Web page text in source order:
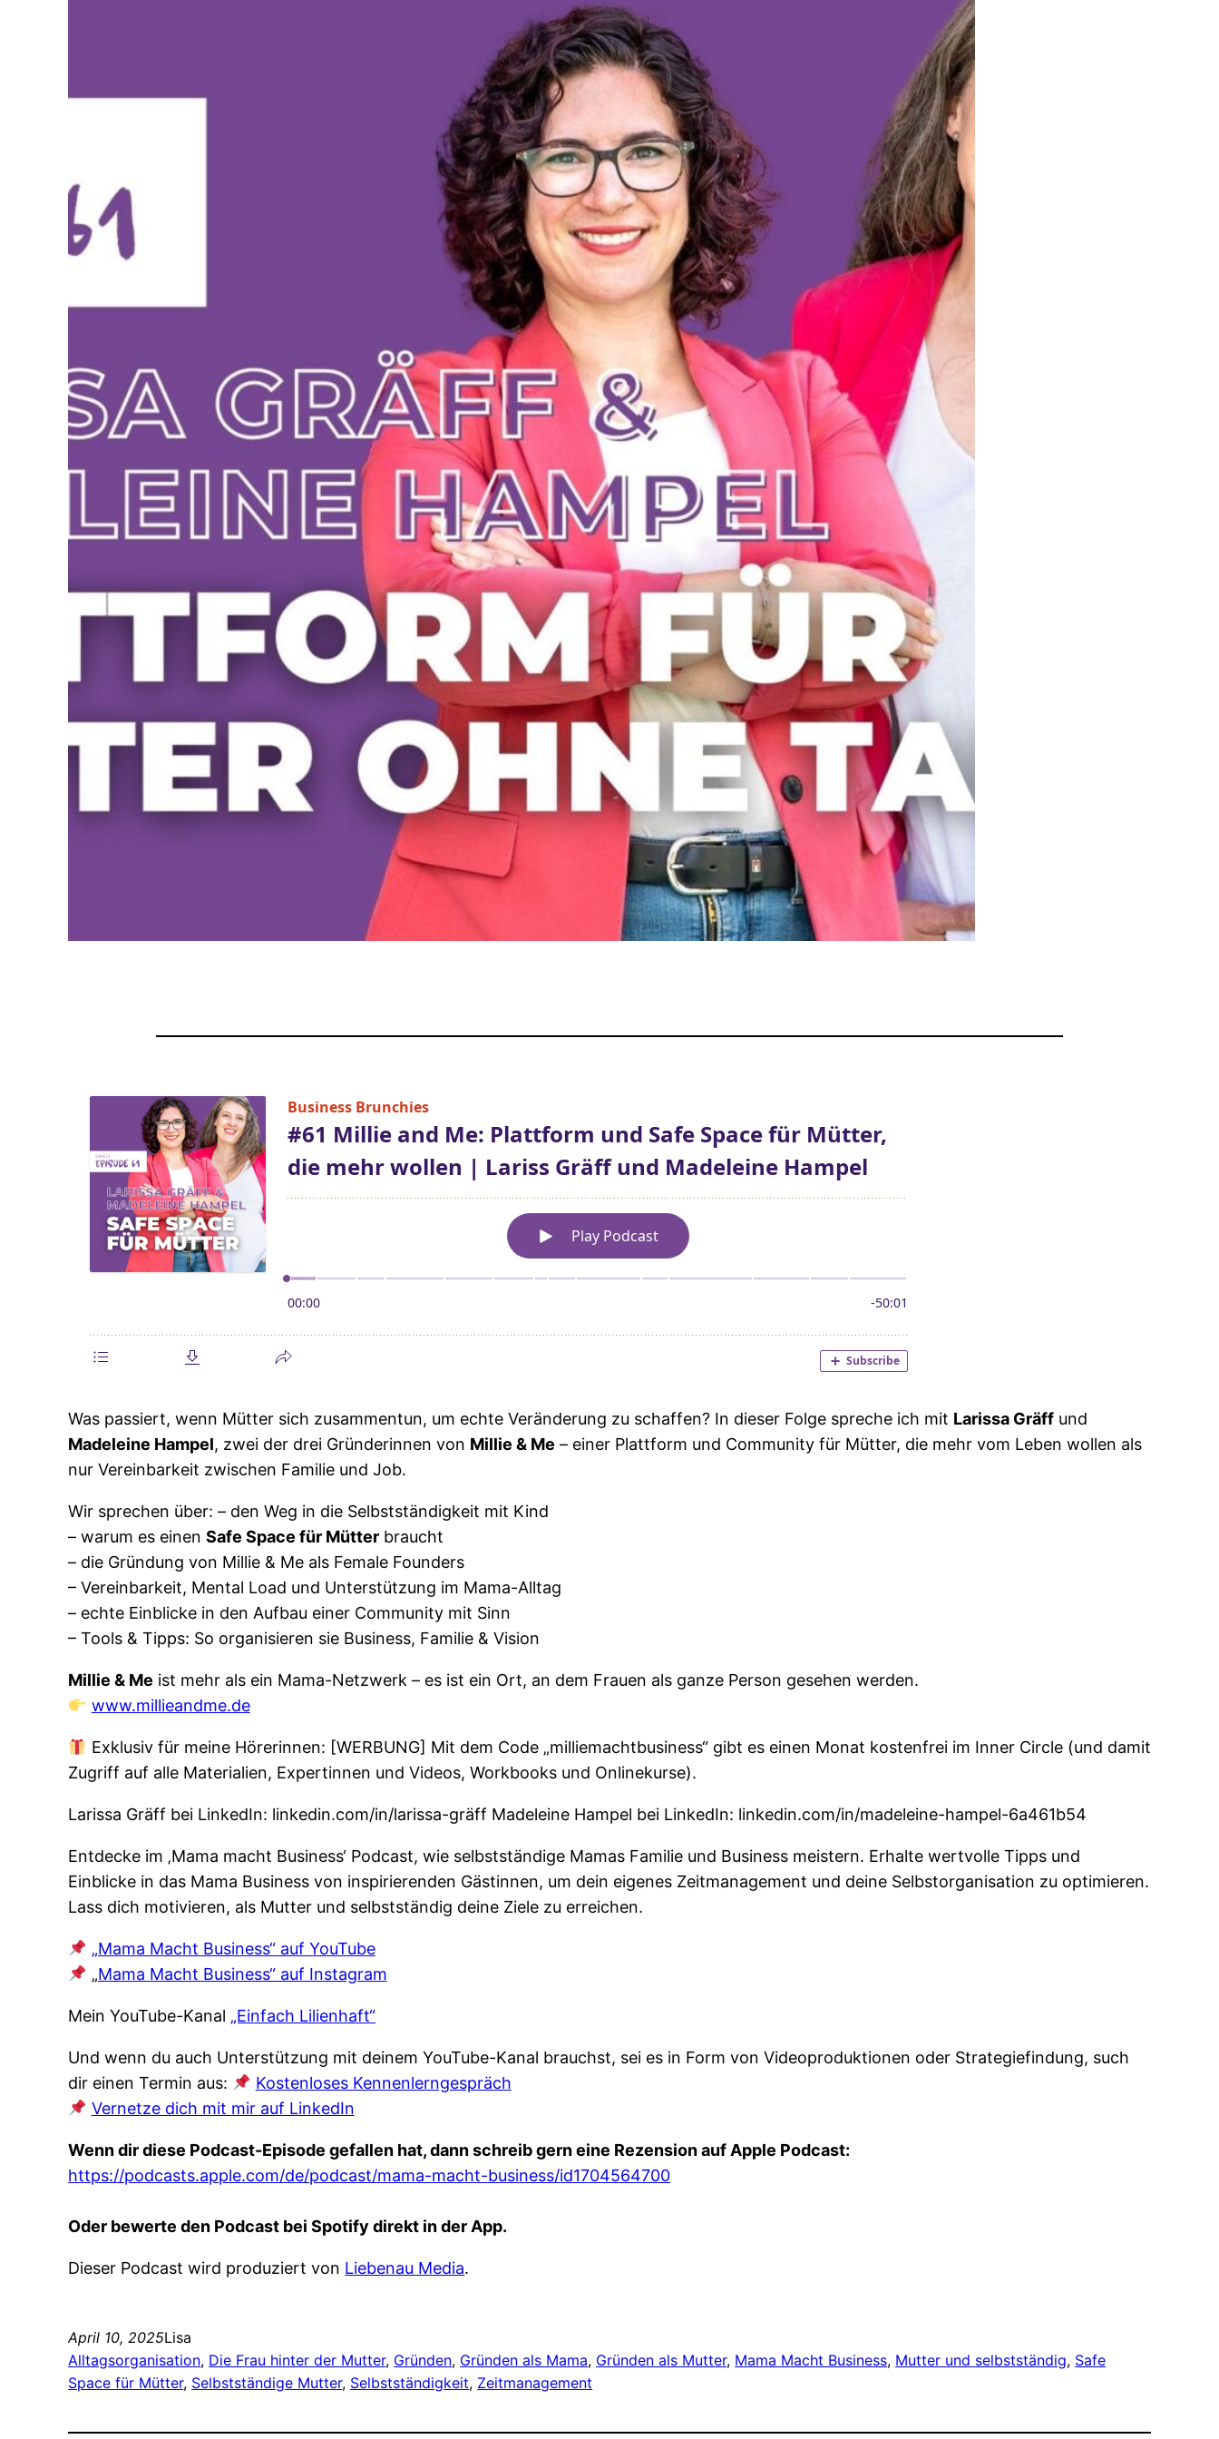
Was passiert, wenn Mütter sich zusammentun, um echte Veränderung zu schaffen? In dieser Folge spreche ich mit Larissa Gräff und
Madeleine Hampel, zwei der drei Gründerinnen von Millie & Me – einer Plattform und Community für Mütter, die mehr vom Leben wollen als
nur Vereinbarkeit zwischen Familie und Job.
Wir sprechen über: – den Weg in die Selbstständigkeit mit Kind
– warum es einenSafe Space für Mütter braucht
– die Gründung von Millie & Me als Female Founders
– Vereinbarkeit, Mental Load und Unterstützung im Mama-Alltag
– echte Einblicke in den Aufbau einer Community mit Sinn
– Tools & Tipps: So organisieren sie Business, Familie & Vision
Millie & Me ist mehr als ein Mama-Netzwerk – es ist ein Ort, an dem Frauen als ganze Person gesehen werden.
www.millieandme.de
Exklusiv für meine Hörerinnen: [WERBUNG] Mit dem Code „milliemachtbusiness“ gibt es einen Monat kostenfrei im Inner Circle (und damit
Zugriff auf alle Materialien, Expertinnen und Videos, Workbooks und Onlinekurse).
Larissa Gräff bei LinkedIn: linkedin.com/in/larissa-gräff Madeleine Hampel bei LinkedIn: linkedin.com/in/madeleine-hampel-6a461b54
Entdecke im ‚Mama macht Business‘ Podcast, wie selbstständige Mamas Familie und Business meistern. Erhalte wertvolle Tipps und
Einblicke in das Mama Business von inspirierenden Gästinnen, um dein eigenes Zeitmanagement und deine Selbstorganisation zu optimieren.
Lass dich motivieren, als Mutter und selbstständig deine Ziele zu erreichen.
„Mama Macht Business“ auf YouTube
„Mama Macht Business“ auf Instagram
Mein YouTube-Kanal „Einfach Lilienhaft“
Und wenn du auch Unterstützung mit deinem YouTube-Kanal brauchst, sei es in Form von Videoproduktionen oder Strategiefindung, such
dir einen Termin aus:
Kostenloses Kennenlerngespräch
Vernetze dich mit mir auf LinkedIn
Wenn dir diese Podcast-Episode gefallen hat, dann schreib gern eine Rezension auf Apple Podcast:
https://podcasts.apple.com/de/podcast/mama-macht-business/id1704564700
Oder bewerte den Podcast bei Spotify direkt in der App.
Dieser Podcast wird produziert von Liebenau Media.
April 10, 2025Lisa
Alltagsorganisation, Die Frau hinter der Mutter, Gründen, Gründen als Mama, Gründen als Mutter, Mama Macht Business, Mutter und selbstständig, Safe
Space für Mütter, Selbstständige Mutter, Selbstständigkeit, Zeitmanagement